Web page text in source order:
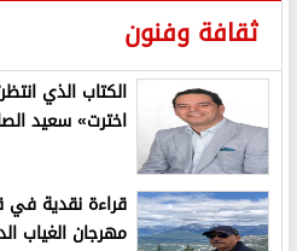
ثقافة وفنون
الكتاب الذي
اخترت» سعيد
قراءة نقدية
مهرجان الغياب